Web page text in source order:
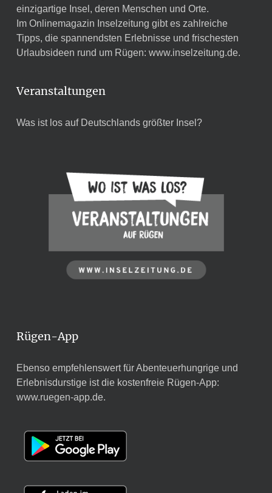
einzigartige Insel, deren Menschen und Orte.
Im Onlinemagazin Inselzeitung gibt es zahlreiche
Tipps, die spannendsten Erlebnisse und frischesten
Urlaubsideen rund um Rügen: www.inselzeitung.de.
Veranstaltungen
Was ist los auf Deutschlands größter Insel?
Rügen-App
Ebenso empfehlenswert für Abenteuerhungrige und
Erlebnisdurstige ist die kostenfreie Rügen-App:
www.ruegen-app.de.